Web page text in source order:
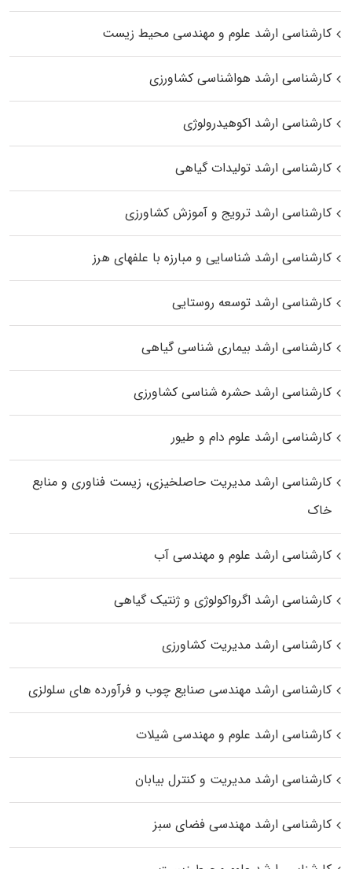
کارشناسی ارشد علوم و مهندسی محیط زیست
کارشناسی ارشد هواشناسی کشاورزی
کارشناسی ارشد اکوهیدرولوژی
کارشناسی ارشد تولیدات گیاهی
کارشناسی ارشد ترویج و آموزش کشاورزی
کارشناسی ارشد شناسایی و مبارزه با علفهای هرز
کارشناسی ارشد توسعه روستایی
کارشناسی ارشد بیماری‌ شناسی گیاهی
کارشناسی ارشد حشره‌ شناسی کشاورزی
کارشناسی ارشد علوم دام و طیور
کارشناسی ارشد مدیریت حاصلخیزی، زیست فناوری و منابع
خاک
کارشناسی ارشد علوم و مهندسی آب
کارشناسی ارشد اگرواکولوژی و ژنتیک گیاهی
کارشناسی ارشد مدیریت کشاورزی
کارشناسی ارشد مهندسی صنایع چوب و فرآورده‌ های سلولزی
کارشناسی ارشد علوم و مهندسی شیلات
کارشناسی ارشد مدیریت و کنترل بیابان
کارشناسی ارشد مهندسی فضای سبز